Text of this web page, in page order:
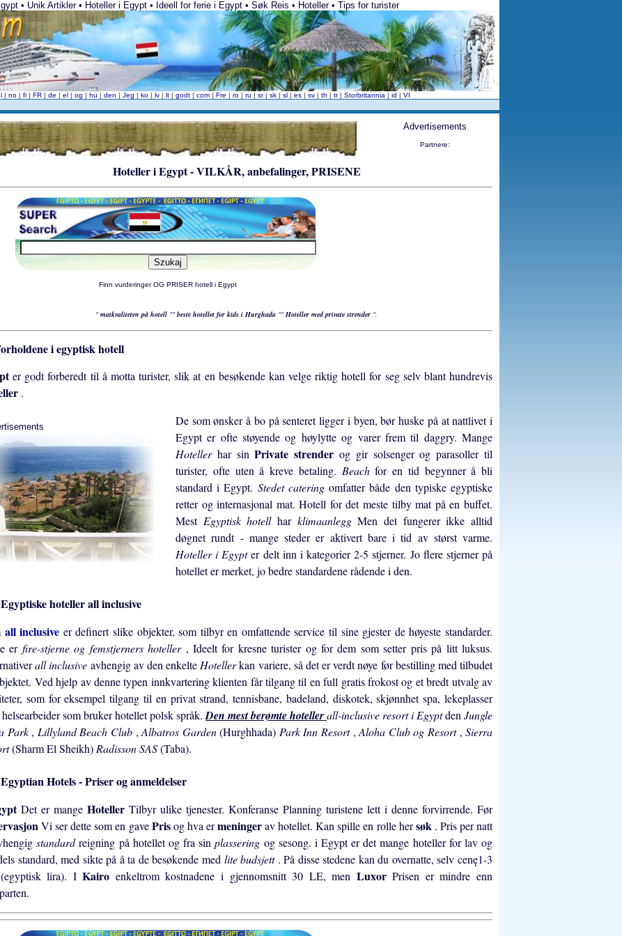
• Unik Artikler • Hoteller i Egypt • Ideell for ferie i Egypt • Søk Reis • Hoteller • Tips for turister
| no | fi | FR | de | el | og | hu | den | Jeg | ko | lv | lt | godt | com | Fre | ro | ru | sr | sk | sl | es | sv | th | tr | Storbritannia | id | VI
Advertisements
Partnere:
Hoteller i Egypt - VILKÅR, anbefalinger, PRISENE
Finn vurderinger OG PRISER hotell i Egypt
"matkvaliteten på hotell ""beste hotellet for kids i Hurghada ""Hoteller med private strender ".
i egyptisk hotell
er godt forberedt til å motta turister, slik at en besøkende kan velge riktig hotell for seg selv blant hundrevis
.
De som ønsker å bo på senteret ligger i byen, bør huske på at nattlivet i
Egypt er ofte støyende og høylytte og varer frem til daggry. Mange
Hoteller har sinPrivate strenderog gir solsenger og parasoller til
turister, ofte uten å kreve betaling. Beachfor en tid begynner å bli
standard i Egypt. Stedet cateringomfatter både den typiske egyptiske
retter og internasjonal mat. Hotell for det meste tilby mat på en buffet.
Mest Egyptisk hotellhar klimaanleggMen det fungerer ikke alltid
døgnet rundt - mange steder er aktivert bare i tid av størst varme.
Hoteller i Egypter delt inn i kategorier 2-5 stjerner. Jo flere stjerner på
hotellet er merket, jo bedre standardene rådende i den.
Egyptiske hoteller all inclusive
all inclusive er definert slike objekter, som tilbyr en omfattende service til sine gjester de høyeste standarder.
er fire-stjerne og femstjerners hoteller , Ideelt for kresne turister og for dem som setter pris på litt luksus.
all inclusive avhengig av den enkelteHotellerkan variere, så det er verdt nøye før bestilling med tilbudet
Ved hjelp av denne typen innkvartering klienten får tilgang til en full gratis frokost og et bredt utvalg av
som for eksempel tilgang til en privat strand, tennisbane, badeland, diskotek, skjønnhet spa, lekeplasser
som bruker hotellet polsk språk.Den mest berømte hotellerall-inclusive resort i EgyptdenJungle
Park , Lillyland Beach Club ,Albatros Garden(Hurghhada) Park Inn Resort ,Aloha Club og Resort ,Sierra
(Sharm El Sheikh)Radisson SAS(Taba).
Egyptian Hotels - Priser og anmeldelser
Det er mange Hoteller Tilbyr ulike tjenester. Konferanse Planning turistene lett i denne forvirrende. Før
Vi ser dette som en gavePrisog hva ermeningerav hotellet. Kan spille en rolle hersøk . Pris per natt
standardreigning på hotellet og fra sinplassering og sesong. i Egypt er det mange hoteller for lav og
standard, med sikte på å ta de besøkende med lite budsjett . På disse stedene kan du overnatte, selv cenę1-3
lira). IKairo enkeltrom kostnadene i gjennomsnitt 30 LE, men LuxorPrisen er mindre enn